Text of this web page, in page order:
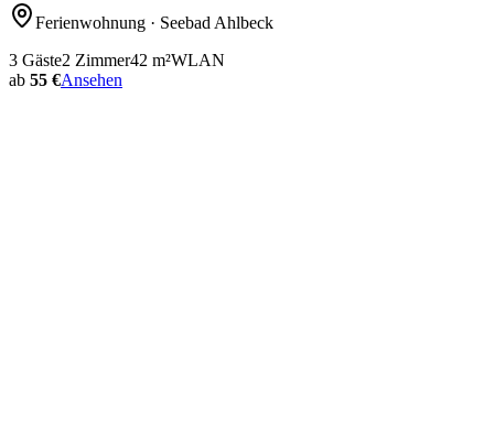
Ferienwohnung · Seebad Ahlbeck
3 Gäste2 Zimmer42 m²WLAN
ab 55 €Ansehen